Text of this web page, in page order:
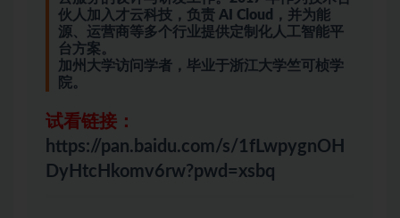
伙人加入才云科技，负责 AI Cloud，并为能
源、运营商等多个行业提供定制化人工智能平
台方案。
加州大学访问学者，毕业于浙江大学竺可桢学
院。
试看链接：
https://pan.baidu.com/s/1fLwpygnOH
DyHtcHkomv6rw?pwd=xsbq